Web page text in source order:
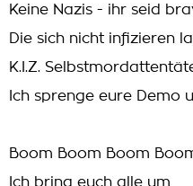
Keine Nazis - ihr seid
Die sich nicht infizieren
K.I.Z.
Ich sprenge eure Demo
Boom Boom Boom
Ich bring euch alle um